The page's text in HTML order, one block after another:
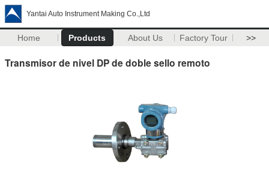
Yantai Auto Instrument Making Co.,Ltd
Home Products About Us Factory Tour >>
Transmisor de nivel DP de doble sello remoto